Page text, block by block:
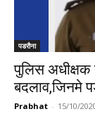
पडरौना
पुलिस अधीक्षक
बदलाव,जिनमे
Prabhat - 15/10/